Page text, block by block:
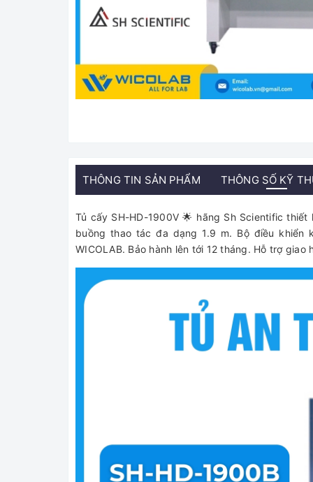
THÔNG TIN SẢN PHẨM THÔNG SỐ KỸ
Tủ cấy SH-HD-1900V 🌟 hãng Sh Scientific
buồng thao tác đa dạng 1.9 m. Bộ điều khiển
WICOLAB. Bảo hành lên tới 12 tháng. Hỗ trợ giao